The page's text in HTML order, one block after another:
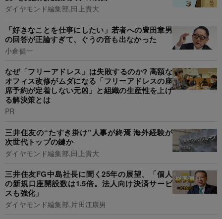
ダイヤモンド編集部,田上貴大
「好きなことを仕事にしたい」若者への豊田章男
の回答が正論すぎて、ぐうの音も出なかった
小倉健一
なぜ「フリーアドレス」は失敗するのか? 高額な
オフィス改修がムダになる「フリーアドレスの座
席予約が定着しない元凶」と組織の生産性を上げ
る解決策とは
PR
三井住友の“たすき掛け”人事が終焉 海外経験が
次世代トップの鍵か
ダイヤモンド編集部,田上貴大
三井住友FG中島社長に聞く25年の展望、「個人
の新規口座開設数は1.5倍。法人向け決済サービ
スも強化」
ダイヤモンド編集部,片田江康男